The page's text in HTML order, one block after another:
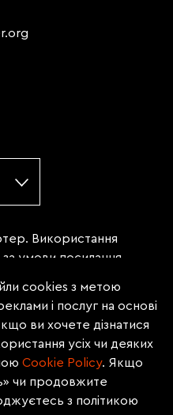
Використання
за умови посилання
нижче третього
яких міститься
відтворення або
редакції.
PROMOTED, ЗА
cookies з метою
і послуг на основі
ви хочете дізнатися
усіх чи деяких
Сookie Policy. Якщо
чи продовжите
з політикою